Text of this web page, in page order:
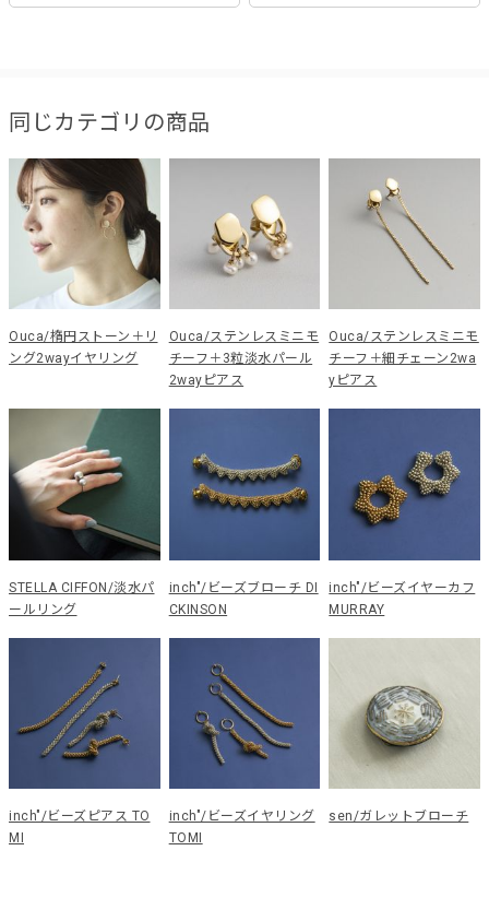
同じカテゴリの商品
Ouca/楕円ストーン＋リ
ング2wayイヤリング
Ouca/ステンレスミニモ
チーフ＋3粒淡水パール
2wayピアス
Ouca/ステンレスミニモ
チーフ＋細チェーン2wa
yピアス
STELLA CIFFON/淡水パ
ールリング
inch"/ビーズブローチ DI
CKINSON
inch"/ビーズイヤーカフ
MURRAY
inch"/ビーズピアス TO
MI
inch"/ビーズイヤリング
TOMI
sen/ガレットブローチ